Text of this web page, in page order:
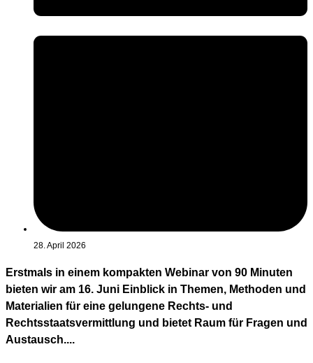
28. April 2026
Erstmals in einem kompakten Webinar von 90 Minuten
bieten wir am 16. Juni Einblick in Themen, Methoden und
Materialien für eine gelungene Rechts- und
Rechtsstaatsvermittlung und bietet Raum für Fragen und
Austausch....